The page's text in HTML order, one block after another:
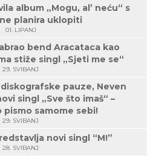
album „Mogu, al’ neću“ s
planira uklopiti
01. LIPANJ
bend Aracataca kao
stiže singl „Sjeti me se“
29. SVIBANJ
pauze, Neven
singl „Sve što imaš“ –
pismo samome sebi!
29. SVIBANJ
novi singl “M!”
28. SVIBANJ